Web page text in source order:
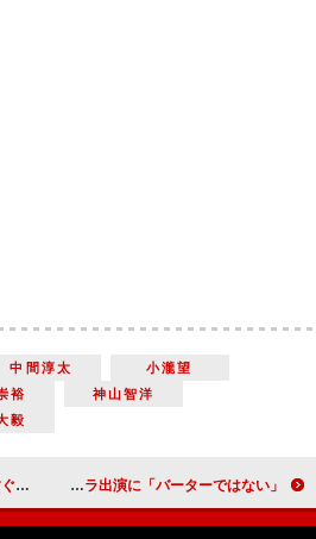
中間淳太
小瀧望
裕
神山智洋
毅
感も 柳楽優弥、「まれ」で土屋太鳳と三角関係 ドランク鈴木朝ドラ出演に「バーターではない」